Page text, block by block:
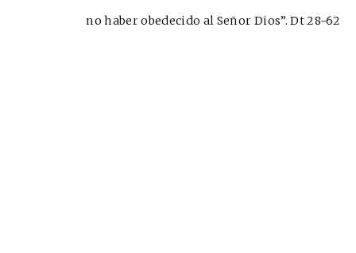
no haber obedecido al Señor Dios”. Dt 28-62